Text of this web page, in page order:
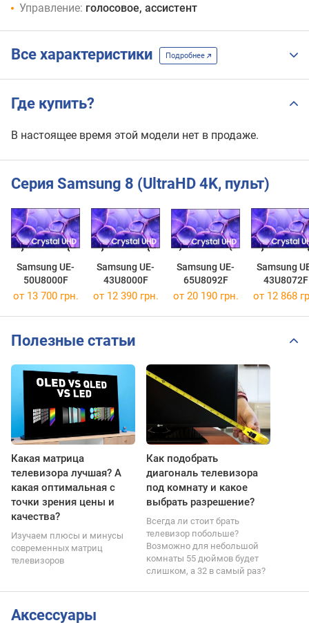
Управление: голосовое, ассистент
Все характеристики Подробнее
Где купить?
В настоящее время этой модели нет в продаже.
Серия Samsung 8 (UltraHD 4K, пульт)
Samsung UE-
50U8000F
Samsung UE-
43U8000F
Samsung UE-
65U8092F
Samsung
43U8072F
от 13 700 грн. от 12 390 грн. от 20 190 грн. от 12 868
Полезные статьи
Какая матрица
телевизора лучшая? А
какая оптимальная с
точки зрения цены и
качества?
Изучаем плюсы и минусы
современных матриц
телевизоров
Как подобрать
диагональ телевизора
под комнату и какое
выбрать разрешение?
Всегда ли стоит брать
телевизор побольше?
Возможно для небольшой
комнаты 55 дюймов будет
слишком, а 32 в самый раз?
Аксессуары